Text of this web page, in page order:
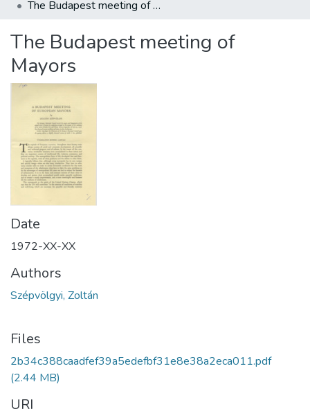
About us
The Budapest meeting of Mayors
The Budapest meeting of
Mayors
Date
1972-XX-XX
Authors
Szépvölgyi, Zoltán
Files
2b34c388caadfef39a5edefbf31e8e38a2eca011.pdf
(2.44 MB)
URI